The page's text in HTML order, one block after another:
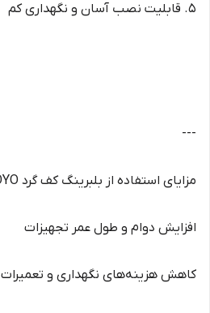
5. قابلیت نصب آسان و نگهداری کم
---
مزایای استفاده از بلبرینگ کف گرد KOYO
افزایش دوام و طول عمر تجهیزات
کاهش هزینه‌های نگهداری و تعمیرات